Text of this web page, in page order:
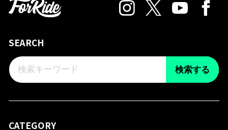
SEARCH
検索する
CATEGORY